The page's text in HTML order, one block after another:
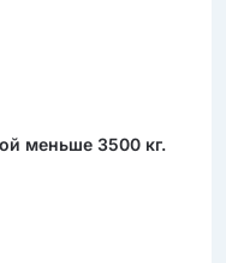
меньше 3500 кг.